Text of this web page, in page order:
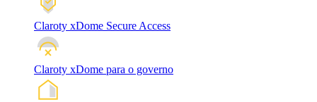
Claroty xDome Secure Access
Claroty xDome para o governo